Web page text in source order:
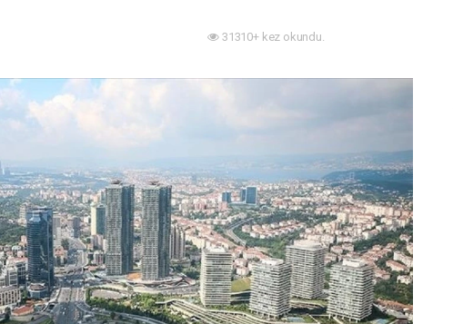
31310+ kez okundu.